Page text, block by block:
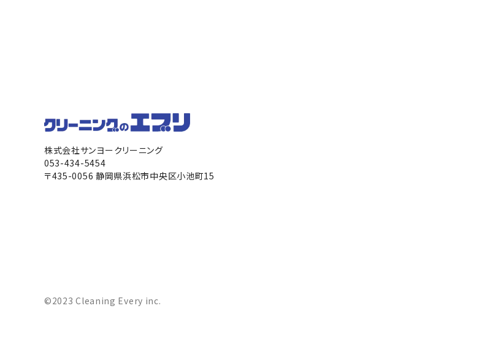
株式会社サンヨークリーニング
053-434-5454
〒435-0056 静岡県浜松市中央区小池町15
©2023 Cleaning Every inc.